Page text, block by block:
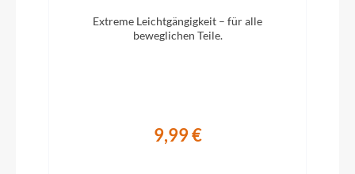
KTM 20° ICR
Extreme Leichtgängigkeit – für alle
beweglichen Teile.
9,99 €